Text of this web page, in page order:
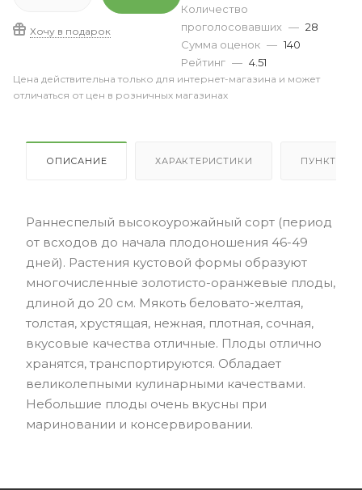
Хочу в подарок
Количество
проголосовавших — 28
Сумма оценок — 140
Рейтинг — 4.51
Цена действительна только для интернет-магазина и может
отличаться от цен в розничных магазинах
ОПИСАНИЕ ХАРАКТЕРИСТИКИ ПУНКТЫ
Раннеспелый высокоурожайный сорт (период
от всходов до начала плодоношения 46-49
дней). Растения кустовой формы образуют
многочисленные золотисто-оранжевые плоды,
длиной до 20 см. Мякоть беловато-желтая,
толстая, хрустящая, нежная, плотная, сочная,
вкусовые качества отличные. Плоды отлично
хранятся, транспортируются. Обладает
великолепными кулинарными качествами.
Небольшие плоды очень вкусны при
мариновании и консервировании.